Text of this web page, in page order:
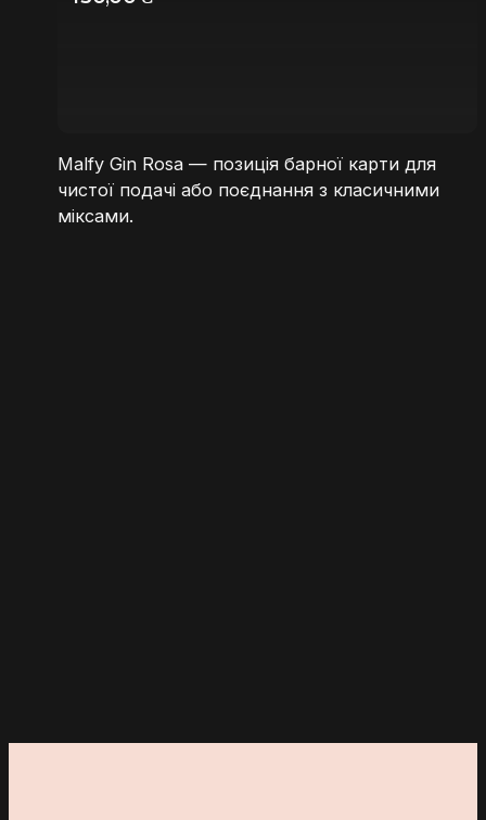
Malfy Gin Rosa — позиція барної карти для
чистої подачі або поєднання з класичними
міксами.